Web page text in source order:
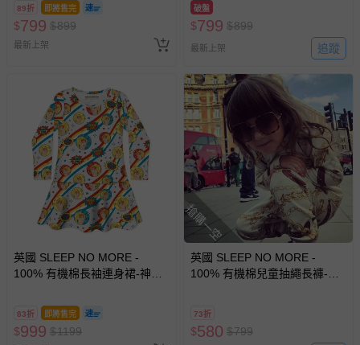
89折 即將售完
$799 $899
最新上架
破盤
$799 $899
最新上架 追蹤
英國 SLEEP NO MORE -
100% 有機棉長袖連身裙-神力
83折 即將售完
$999 $1199
搶購一空
英國 SLEEP NO MORE -
100% 有機棉兒童抽繩長褲-皮
73折
$580 $799